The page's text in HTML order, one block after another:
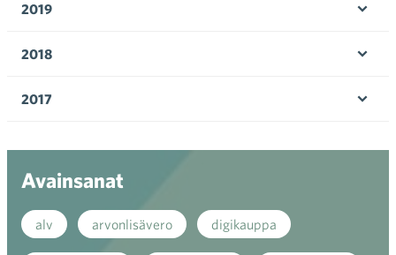
2019
2018
2017
Avainsanat
alv arvonlisävero digikauppa